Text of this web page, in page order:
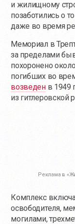
и жилищному
позаботились о
даже во время
Мемориал в
за пределами
похоронено
погибших во
возведенв 1949
из гитлеровской
Реклама в
Комплекс
освободителя,
могилами,